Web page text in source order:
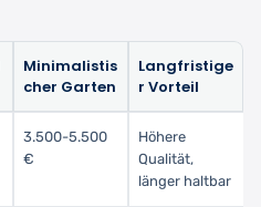
Minimalistis
cher Garten
Langfristige
r Vorteil
3.500-5.500
€
Höhere
Qualität,
länger haltbar